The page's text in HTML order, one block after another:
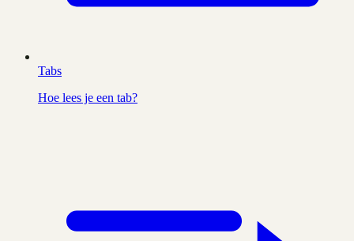
Tabs
Hoe lees je een tab?